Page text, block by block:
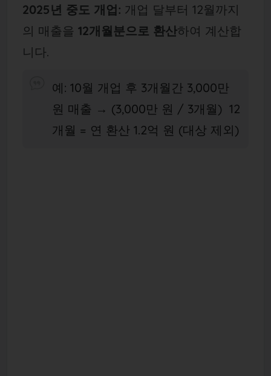
2025년 중도 개업: 개업 달부터 12월까지
의 매출을 12개월분으로 환산하여 계산합
니다.
예: 10월 개업 후 3개월간 3,000만
원 매출 → (3,000만 원 / 3개월) 12
개월 = 연 환산 1.2억 원 (대상 제외)